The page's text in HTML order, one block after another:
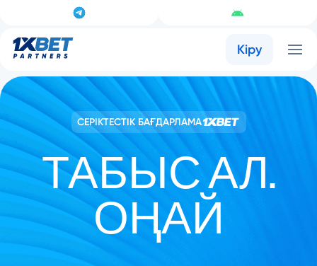
Кіру
СЕРІКТЕСТІК БАҒДАРЛАМА
ТАБЫС АЛ.
ОҢАЙ